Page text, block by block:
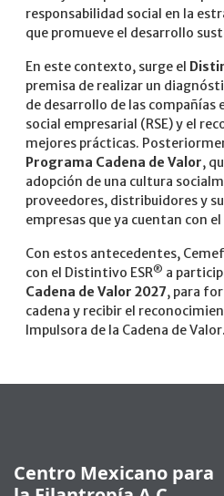
responsabilidad social en la
que promueve el desarrollo
En este contexto, surge el
premisa de realizar un
de desarrollo de las compañías
social empresarial (RSE) y el
mejores prácticas.
Programa Cadena de Valor,
adopción de una cultura
proveedores, distribuidores y
empresas que ya cuentan con
Con estos antecedentes,
con el Distintivo ESR® a
Cadena de Valor 2027, para
cadena y recibir el
Impulsora de la Cadena de Valor.
Centro Mexicano para